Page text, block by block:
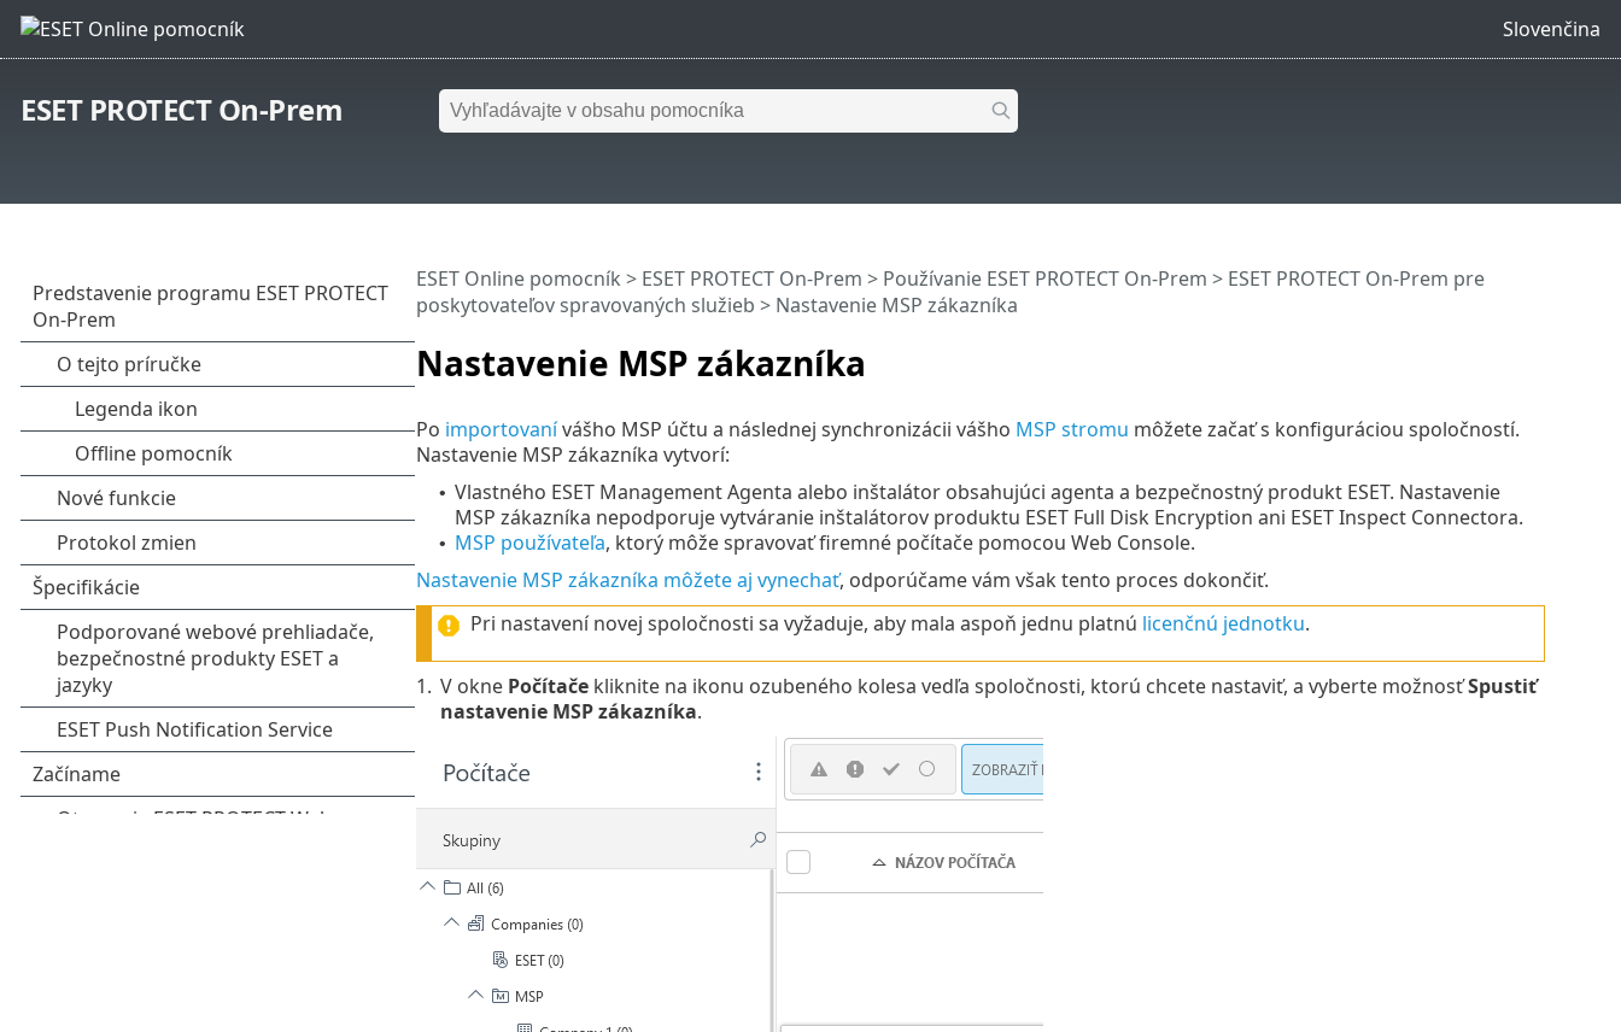
Slovenčina
ESET PROTECT On-Prem
Nastavenie MSP zákazníka
ESET Online pomocník > ESET PROTECT On-Prem > Používanie ESET PROTECT On-Prem > ESET PROTECT On-Prem pre
poskytovateľov spravovaných služieb > Nastavenie MSP zákazníka
Po importovanívášho MSP účtu a následnej synchronizácii vášho MSP stromu môžete začať s konfiguráciou spoločností.
Nastavenie MSP zákazníka vytvorí:
• Vlastného ESET Management Agenta alebo inštalátor obsahujúci agenta a bezpečnostný produkt ESET. Nastavenie
MSP zákazníka nepodporuje vytváranie inštalátorov produktu ESET Full Disk Encryption ani ESET Inspect Connectora.
• MSP používateľa, ktorý môže spravovať firemné počítače pomocou Web Console.
Nastavenie MSP zákazníka môžete aj vynechať, odporúčame vám však tento proces dokončiť.
Pri nastavení novej spoločnosti sa vyžaduje, aby mala aspoň jednu platnú licenčnú jednotku.
1. V okne Počítačekliknite na ikonu ozubeného kolesa vedľa spoločnosti, ktorú chcete nastaviť, a vyberte možnosťSpustiť
nastavenie MSP zákazníka.